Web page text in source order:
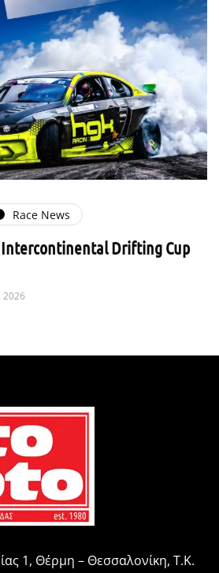
Race News
Intercontinental Drifting Cup
2026
1, Θέρμη – Θεσσαλονίκη, Τ.Κ.